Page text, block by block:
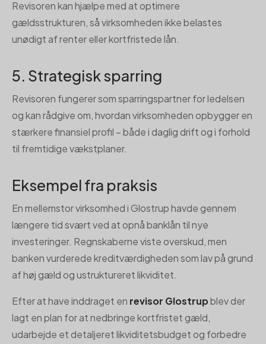
Revisoren kan hjælpe med at optimere
gældsstrukturen, så virksomheden ikke belastes
unødigt af renter eller kortfristede lån.
5. Strategisk sparring
Revisoren fungerer som sparringspartner for ledelsen
og kan rådgive om, hvordan virksomheden opbygger en
stærkere finansiel profil – både i daglig drift og i forhold
til fremtidige vækstplaner.
Eksempel fra praksis
En mellemstor virksomhed i Glostrup havde gennem
længere tid svært ved at opnå banklån til nye
investeringer. Regnskaberne viste overskud, men
banken vurderede kreditværdigheden som lav på grund
af høj gæld og ustruktureret likviditet.
Efter at have inddraget en revisor Glostrupblev der
lagt en plan for at nedbringe kortfristet gæld,
udarbejde et detaljeret likviditetsbudget og forbedre